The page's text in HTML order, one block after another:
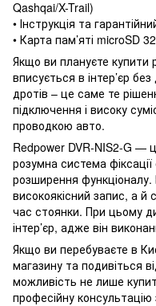
Qashqai/X-Trail)
• Інструкція та
• Карта пам’яті microSD
Якщо ви плануєте купити
вписується в інтер’єр
дротів – це саме те
підключення і високу
проводкою авто.
Redpower DVR-NIS2-G —
розумна система
розширення
високоякісний запис, а й
час стоянки. При цьому
інтер’єр, адже він
Якщо ви перебуваєте в
магазину та подивіться
можливість не лише
професійну